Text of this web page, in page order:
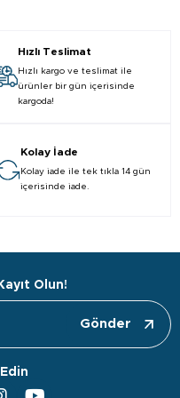
Hızlı Teslimat
Hızlı kargo ve teslimat ile
ürünler bir gün içerisinde
kargoda!
Kolay İade
Kolay iade ile tek tıkla 14 gün
içerisinde iade.
Olun!
Gönder